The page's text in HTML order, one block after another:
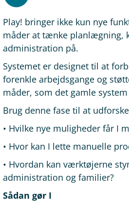
Play! bringer ikke kun nye
måder at tænke planlægning,
administration på.
Systemet er designet til at
forenkle arbejdsgange og
måder, som det gamle
Brug denne fase til at
• Hvilke nye muligheder får I
• Hvor kan I lette manuelle
• Hvordan kan værktøjerne
administration og familier?
Sådan gør I